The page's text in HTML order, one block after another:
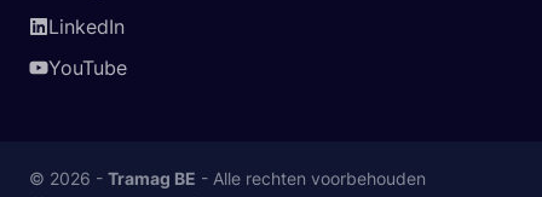
LinkedIn
YouTube
© 2026 - Tramag BE - Alle rechten voorbehouden